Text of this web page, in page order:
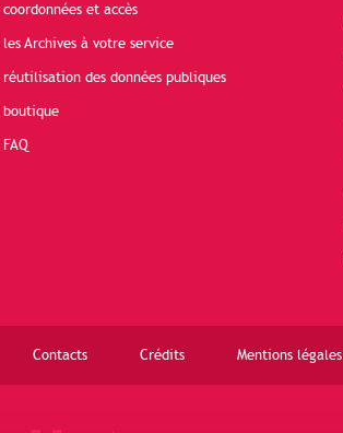
coordonnées et accès
les Archives à votre service
réutilisation des données publiques
boutique
FAQ
Contacts Crédits Mentions légales